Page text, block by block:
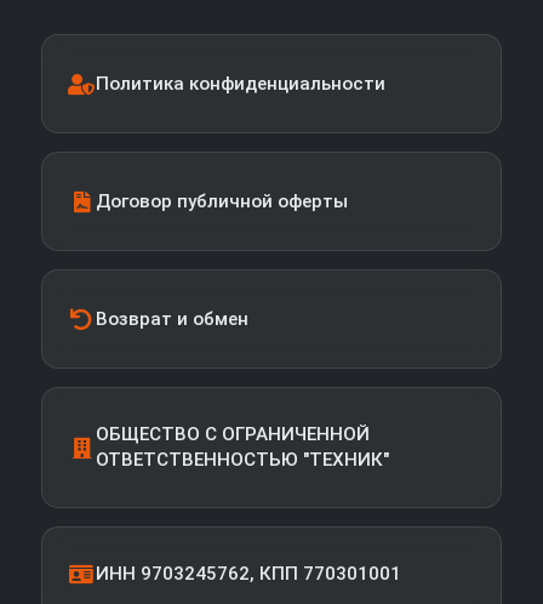
Политика конфиденциальности
Договор публичной оферты
Возврат и обмен
ОБЩЕСТВО С ОГРАНИЧЕННОЙ
ОТВЕТСТВЕННОСТЬЮ "ТЕХНИК"
ИНН 9703245762, КПП 770301001